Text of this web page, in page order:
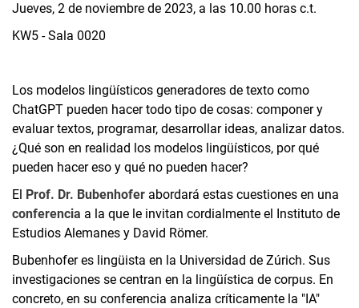
Jueves, 2 de noviembre de 2023, a las 10.00 horas c.t.
KW5 - Sala 0020
Los modelos lingüísticos generadores de texto como
ChatGPT pueden hacer todo tipo de cosas: componer y
evaluar textos, programar, desarrollar ideas, analizar datos.
¿Qué son en realidad los modelos lingüísticos, por qué
pueden hacer eso y qué no pueden hacer?
El Prof. Dr. Bubenhofer abordará estas cuestiones en una
conferencia a la que le invitan cordialmente el Instituto de
Estudios Alemanes y David Römer.
Bubenhofer es lingüista en la Universidad de Zúrich. Sus
investigaciones se centran en la lingüística de corpus. En
concreto, en su conferencia analiza críticamente la "IA"